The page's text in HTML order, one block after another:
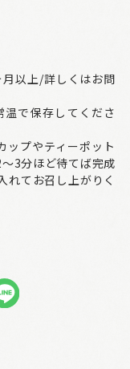
以上/詳しくはお問
で保存してくださ
ップやティーポット
3分ほど待てば完成
てお召し上がりく